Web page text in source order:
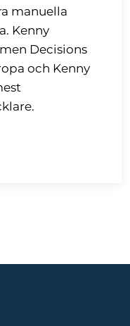
manuella
Kenny
Decisions
och Kenny